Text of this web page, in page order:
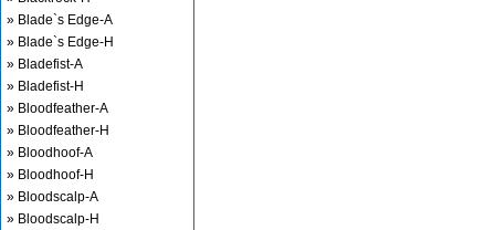
» Blade`s Edge-A
» Blade`s Edge-H
» Bladefist-A
» Bladefist-H
» Bloodfeather-A
» Bloodfeather-H
» Bloodhoof-A
» Bloodhoof-H
» Bloodscalp-A
» Bloodscalp-H